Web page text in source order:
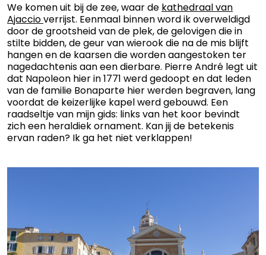
We komen uit bij de zee, waar de kathedraal van
Ajaccioverrijst. Eenmaal binnen word ik overweldigd
door de grootsheid van de plek, de gelovigen die in
stilte bidden, de geur van wierook die na de mis blijft
hangen en de kaarsen die worden aangestoken ter
nagedachtenis aan een dierbare. Pierre André legt uit
dat Napoleon hier in 1771 werd gedoopt en dat leden
van de familie Bonaparte hier werden begraven, lang
voordat de keizerlijke kapel werd gebouwd. Een
raadseltje van mijn gids: links van het koor bevindt
zich een heraldiek ornament. Kan jij de betekenis
ervan raden? Ik ga het niet verklappen!